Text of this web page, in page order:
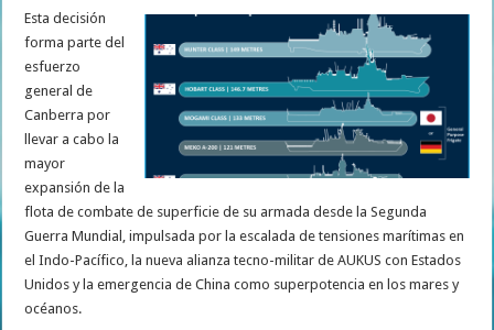
Esta decisión
forma parte del
esfuerzo
general de
Canberra por
llevar a cabo la
mayor
expansión de la
flota de combate de superficie de su armada desde la Segunda
Guerra Mundial, impulsada por la escalada de tensiones marítimas en
el Indo-Pacífico, la nueva alianza tecno-militar de AUKUS con Estados
Unidos y la emergencia de China como superpotencia en los mares y
océanos.